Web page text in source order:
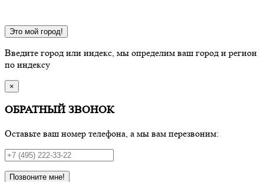
Это мой город!
Введите город или индекс, мы определим ваш город и регион
по индексу
×
ОБРАТНЫЙ ЗВОНОК
Оставьте ваш номер телефона, а мы вам перезвоним:
Позвоните мне!